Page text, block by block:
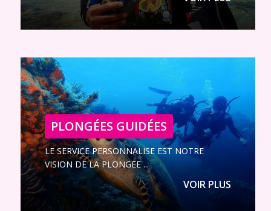
PLONGÉES GUIDÉES
LE SERVICE PERSONNALISE EST NOTRE
VISION DE LA PLONGEE ...
VOIR PLUS